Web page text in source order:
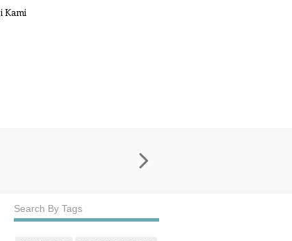
Kami
Search By Tags